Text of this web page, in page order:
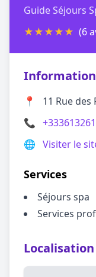
Guide Séjours
★★★★★ (6
📍
11 Rue des
📞
🌐 Visiter le
Services
Séjours spa
Services
Localisation